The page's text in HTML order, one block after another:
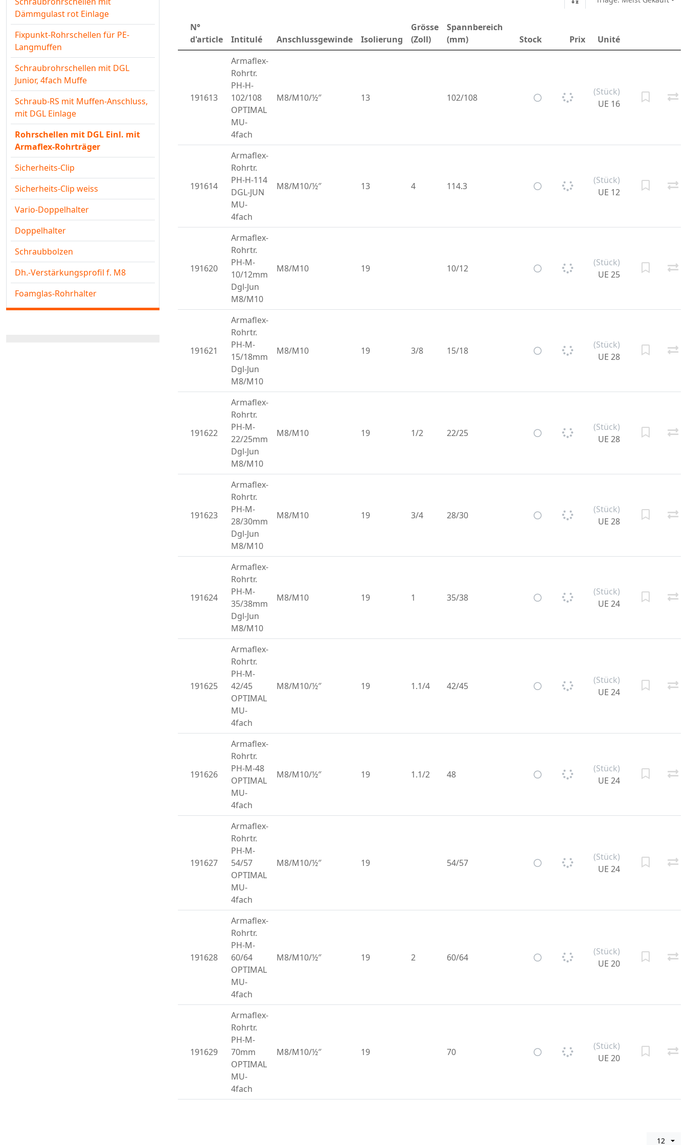
Dämmgulast rot Einlage
Fixpunkt-Rohrschellen für PE-
Langmuffen
Schraubrohrschellen mit DGL
Junior, 4fach Muffe
Schraub-RS mit Muffen-Anschluss,
mit DGL Einlage
Rohrschellen mit DGL Einl. mit
Armaflex-Rohrträger
Sicherheits-Clip
Sicherheits-Clip weiss
Vario-Doppelhalter
Doppelhalter
Schraubbolzen
Dh.-Verstärkungsprofil f. M8
Foamglas-Rohrhalter
N°
d'article
Intitulé Anschlussgewinde Isolierung
Grösse
(Zoll)
Spannbereich
(mm)
Stock Prix Unité
191613
Armaflex-
Rohrtr.
PH-H-
102/108
OPTIMAL
MU-
4fach
M8/M10/½″ 13 102/108
(Stück)
UE 16
191614
Armaflex-
Rohrtr.
PH-H-114
DGL-JUN
MU-
4fach
M8/M10/½″ 13 4 114.3
(Stück)
UE 12
191620
Armaflex-
Rohrtr.
PH-M-
10/12mm
Dgl-Jun
M8/M10
M8/M10 19 10/12
(Stück)
UE 25
191621
Armaflex-
Rohrtr.
PH-M-
15/18mm
Dgl-Jun
M8/M10
M8/M10 19 3/8 15/18
(Stück)
UE 28
191622
Armaflex-
Rohrtr.
PH-M-
22/25mm
Dgl-Jun
M8/M10
M8/M10 19 1/2 22/25
(Stück)
UE 28
191623
Armaflex-
Rohrtr.
PH-M-
28/30mm
Dgl-Jun
M8/M10
M8/M10 19 3/4 28/30
(Stück)
UE 28
191624
Armaflex-
Rohrtr.
PH-M-
35/38mm
Dgl-Jun
M8/M10
M8/M10 19 1 35/38
(Stück)
UE 24
191625
Armaflex-
Rohrtr.
PH-M-
42/45
OPTIMAL
MU-
4fach
M8/M10/½″ 19 1.1/4 42/45
(Stück)
UE 24
191626
Armaflex-
Rohrtr.
PH-M-48
OPTIMAL
MU-
4fach
M8/M10/½″ 19 1.1/2 48
(Stück)
UE 24
191627
Armaflex-
Rohrtr.
PH-M-
54/57
OPTIMAL
MU-
4fach
M8/M10/½″ 19 54/57
(Stück)
UE 24
191628
Armaflex-
Rohrtr.
PH-M-
60/64
OPTIMAL
MU-
4fach
M8/M10/½″ 19 2 60/64
(Stück)
UE 20
191629
Armaflex-
Rohrtr.
PH-M-
70mm
OPTIMAL
MU-
4fach
M8/M10/½″ 19 70
(Stück)
UE 20
12